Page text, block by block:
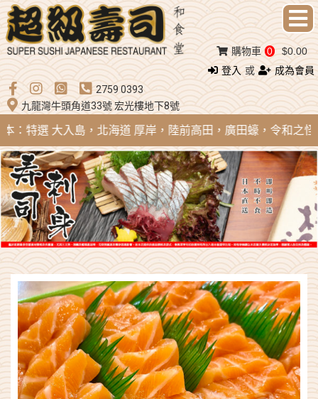
登入 或
成為會員
2759 0393
九龍灣牛頭角道33號 宏光樓地下8號
購物車 0 $0.00
：特選 大入島，北海道 厚岸，陸前高田，廣田蠔，令和之